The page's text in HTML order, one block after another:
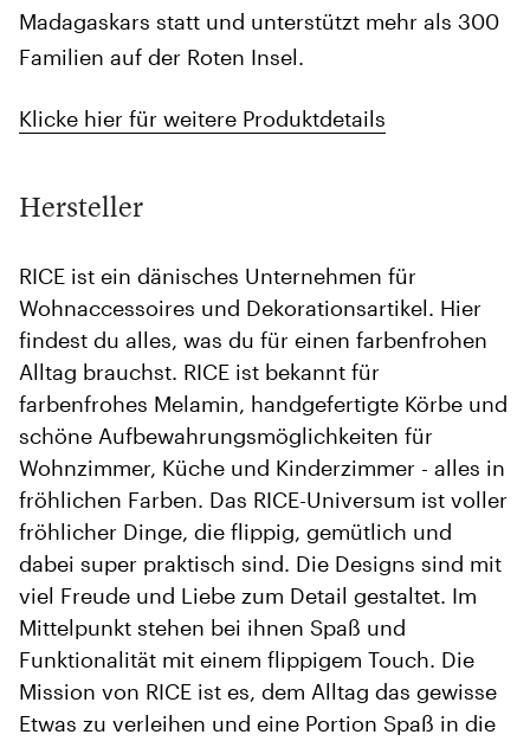
Madagaskars statt und unterstützt mehr als 300
Familien auf der Roten Insel.
Klicke hier für weitere Produktdetails
Hersteller
RICE ist ein dänisches Unternehmen für
Wohnaccessoires und Dekorationsartikel. Hier
findest du alles, was du für einen farbenfrohen
Alltag brauchst. RICE ist bekannt für
farbenfrohes Melamin, handgefertigte Körbe und
schöne Aufbewahrungsmöglichkeiten für
Wohnzimmer, Küche und Kinderzimmer - alles in
fröhlichen Farben. Das RICE-Universum ist voller
fröhlicher Dinge, die flippig, gemütlich und
dabei super praktisch sind. Die Designs sind mit
viel Freude und Liebe zum Detail gestaltet. Im
Mittelpunkt stehen bei ihnen Spaß und
Funktionalität mit einem flippigem Touch. Die
Mission von RICE ist es, dem Alltag das gewisse
Etwas zu verleihen und eine Portion Spaß in die